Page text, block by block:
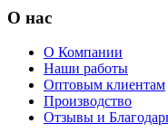
О нас
О Компании
Наши работы
Оптовым клиентам
Производство
Отзывы и